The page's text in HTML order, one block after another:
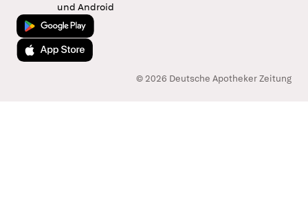
und Android
Jetzt bei Google Play
Laden im App Store
© 2026 Deutsche Apotheker Zeitung